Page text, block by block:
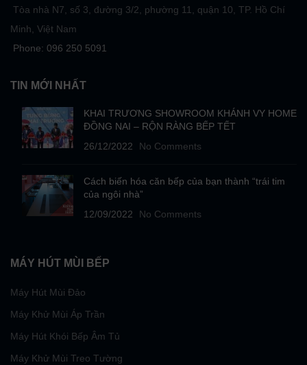
Tòa nhà N7, số 3, đường 3/2, phường 11, quận 10, TP. Hồ Chí
Minh, Việt Nam
Phone: 096 250 5091
TIN MỚI NHẤT
KHAI TRƯƠNG SHOWROOM KHÁNH VY HOME
ĐỒNG NAI – RỘN RÀNG BẾP TẾT
26/12/2022
No Comments
Cách biến hóa căn bếp của bạn thành “trái tim
của ngôi nhà”
12/09/2022
No Comments
MÁY HÚT MÙI BẾP
Máy Hút Mùi Đảo
Máy Khử Mùi Áp Trần
Máy Hút Khói Bếp Âm Tủ
Máy Khử Mùi Treo Tường